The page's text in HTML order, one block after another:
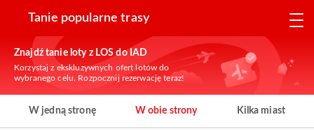
Tanie popularne trasy
Znajdź tanie loty z LOS do IAD
Korzystaj z ekskluzywnych ofert lotów do
wybranego celu. Rozpocznij rezerwację teraz!
W jedną stronę W obie strony Kilka miast